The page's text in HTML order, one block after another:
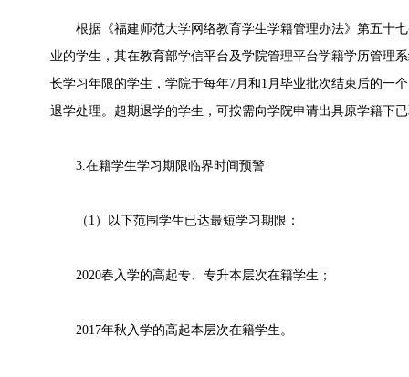
根据《福建师范大学网络教育学生学籍管理办法》第五十七
业的学生，其在教育部学信平台及学院管理平台学籍学历管理
长学习年限的学生，学院于每年7月和1月毕业批次结束后的一
退学处理。超期退学的学生，可按需向学院申请出具原学籍下
3.在籍学生学习期限临界时间预警
（1）以下范围学生已达最短学习期限：
2020春入学的高起专、专升本层次在籍学生；
2017年秋入学的高起本层次在籍学生。